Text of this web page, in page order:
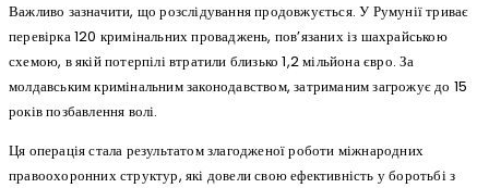
Важливо зазначити, що розслідування продовжується. У Румунії триває
перевірка 120 кримінальних проваджень, пов’язаних із шахрайською
схемою, в якій потерпілі втратили близько 1,2 мільйона євро. За
молдавським кримінальним законодавством, затриманим загрожує до 15
років позбавлення волі.
Ця операція стала результатом злагодженої роботи міжнародних
правоохоронних структур, які довели свою ефективність у боротьбі з